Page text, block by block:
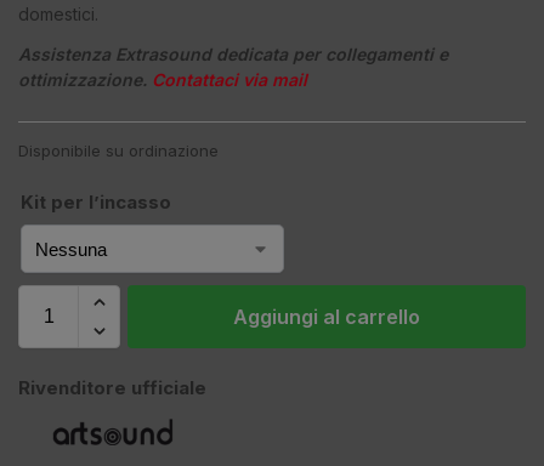
domestici.
Assistenza Extrasound dedicata per collegamenti e
ottimizzazione. Contattaci via mail
Disponibile su ordinazione
Kit per l’incasso
Aggiungi al carrello
Rivenditore ufficiale